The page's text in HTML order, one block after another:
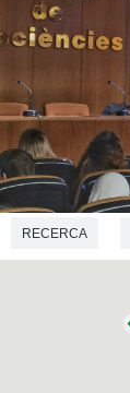
RECERCA